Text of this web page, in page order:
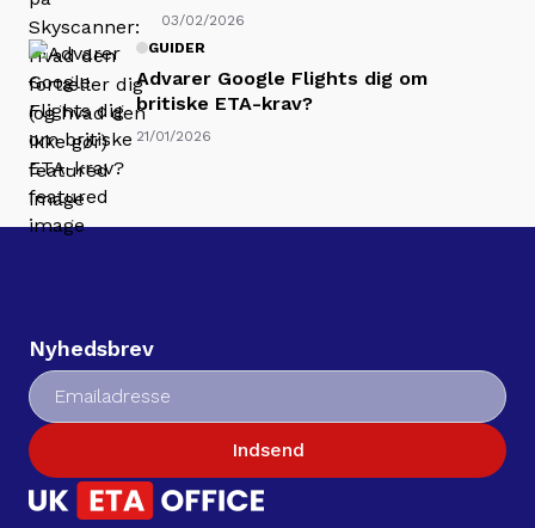
03/02/2026
GUIDER
Advarer Google Flights dig om
britiske ETA-krav?
21/01/2026
Nyhedsbrev
Indsend